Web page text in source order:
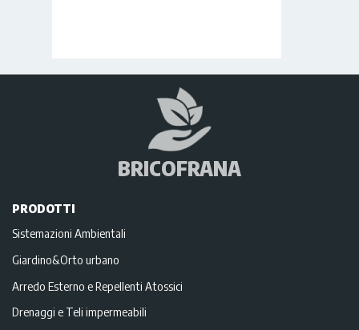
BRICOFRANA
PRODOTTI
Sistemazioni Ambientali
Giardino&Orto urbano
Arredo Esterno e Repellenti Atossici
Drenaggi e Teli impermeabili